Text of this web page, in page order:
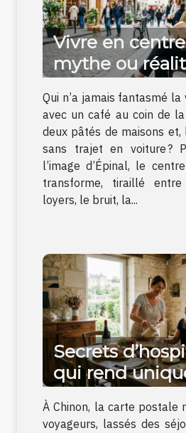
Vivre en
mythe ou
une vie
Qui n’a jamais fantasmé la
avec un café au coin de
deux pâtés de maisons et,
sans trajet en voiture ?
l’image d’Épinal, le
transforme, tiraillé
loyers, le bruit, la...
Secrets
qui rend
l’expérience
Chinon
À Chinon, la carte postale
voyageurs, lassés des